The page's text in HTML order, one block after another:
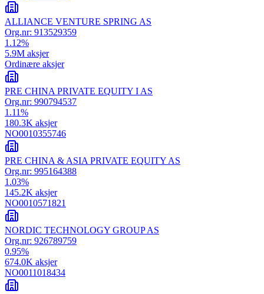
ALLIANCE VENTURE SPRING AS
Org.nr: 913529359
1.12%
5.9M aksjer
Ordinære aksjer
PRE CHINA PRIVATE EQUITY I AS
Org.nr: 990794537
1.11%
180.3K aksjer
NO0010355746
PRE CHINA & ASIA PRIVATE EQUITY AS
Org.nr: 995164388
1.03%
145.2K aksjer
NO0010571821
NORDIC TECHNOLOGY GROUP AS
Org.nr: 926789759
0.95%
674.0K aksjer
NO0011018434